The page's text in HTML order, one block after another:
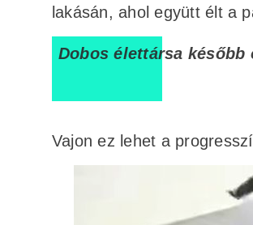
lakásán, ahol együtt élt a
Dobos élettársa
Vajon ez lehet a